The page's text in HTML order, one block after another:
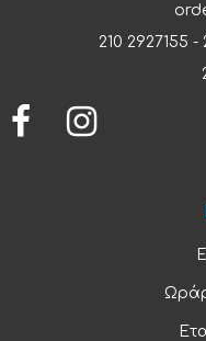
210 2927155 -